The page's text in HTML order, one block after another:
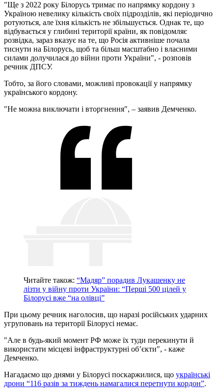
"Ще з 2022 року Білорусь тримає по напрямку кордону з
Україною невелику кількість своїх підрозділів, які періодично
ротуються, але їхня кількість не збільшується. Однак те, що
відбувається у глибині території країни, як повідомляє
розвідка, зараз вказує на те, що Росія активніше почала
тиснути на Білорусь, щоб та більш масштабно і власними
силами долучилася до війни проти України", - розповів
речник ДПСУ.
Тобто, за його словами, можливі провокації у напрямку
українського кордону.
"Не можна виключати і вторгнення", – заявив Демченко.
Читайте також: “Мадяр” порадив Лукашенку не
лізти у війну проти України: “Перші 500 цілей у
Білорусі вже “на олівці”
При цьому речник наголосив, що наразі російських ударних
угруповань на території Білорусі немає.
"Але в будь-який момент РФ може їх туди перекинути й
використати місцеві інфраструктурні об’єкти", - каже
Демченко.
Нагадаємо що днями у Білорусі поскаржилися, що українські
дрони “116 разів за тиждень намагалися перетнути кордон”.